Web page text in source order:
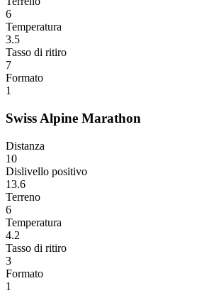
6
Temperatura
3.5
Tasso di ritiro
7
Formato
1
Swiss Alpine Marathon
Distanza
10
Dislivello positivo
13.6
Terreno
6
Temperatura
4.2
Tasso di ritiro
3
Formato
1